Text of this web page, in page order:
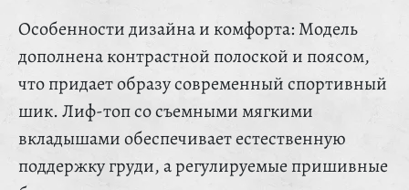
Особенности дизайна и комфорта: Модель
дополнена контрастной полоской и поясом,
что придает образу современный спортивный
шик. Лиф-топ со съемными мягкими
вкладышами обеспечивает естественную
поддержку груди, а регулируемые пришивные